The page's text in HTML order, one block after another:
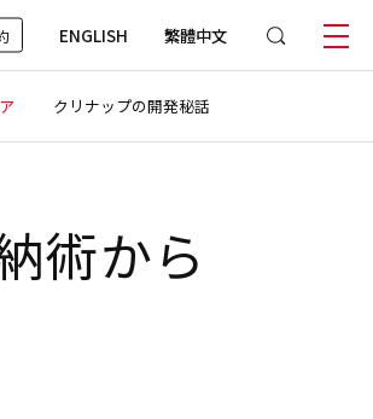
ENGLISH 繁體中文
クリナップの開発秘話
術から